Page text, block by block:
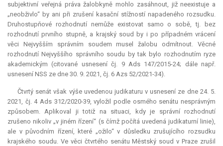
subjektivní veřejná práva žalobkyně mohlo zasáhnout, již neexistuje a
„neobživlo“ by ani při zrušení kasační stížností napadeného rozsudku.
Druhostupňové rozhodnutí nemůže existovat samo o sobě, tj. bez
rozhodnutí prvního stupně, a krajský soud by i po případném vrácení
věci Nejvyšším správním soudem musel žalobu odmítnout. Věcné
rozhodnutí Nejvyššího správního soudu by tak bylo rozhodnutím ryze
akademickým (citované usnesení čj. 9 Ads 147/2015-24; dále např.
usnesení NSS ze dne 30. 9. 2021, čj. 6 Azs 52/2021-34).
Čtvrtý senát však výše uvedenou judikaturu v usnesení ze dne 24. 5.
2021, čj. 4 Ads 312/2020-39, vyložil podle osmého senátu nesprávným
způsobem. Aplikoval ji totiž na situaci, kdy je správní rozhodnutí
zrušeno nikoliv „v jiném řízení“ (s čímž počítá uvedená judikaturní linie),
ale v původním řízení, které „ožilo“ v důsledku zrušujícího rozsudku
krajského soudu. Ve věci čtvrtého senátu Městský soud v Praze zrušil